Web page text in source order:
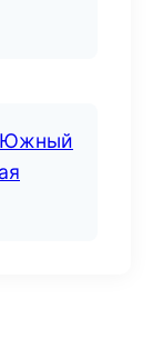
Южный